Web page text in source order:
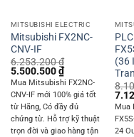
MITSUBISHI ELECTRIC
Mitsubishi FX2NC-
CNV-IF
6.253.200₫
Original
price
was:
6.253.200 ₫.
5.500.500₫Current
price
is:
5.500.500 ₫.
Mua Mitsubishi FX2NC-
CNV-IF mới 100% giá tốt
từ Hãng, Có đầy đủ
chứng từ. Hỗ trợ kỹ thuật
trọn đời và giao hàng tận
(36
was:
Mua
24